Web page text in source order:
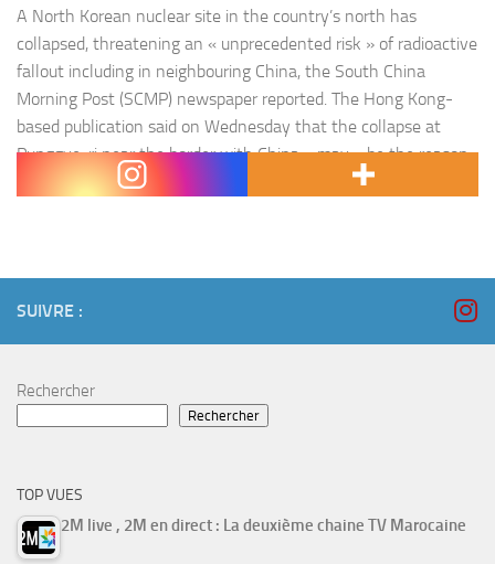
A North Korean nuclear site in the country’s north has
collapsed, threatening an « unprecedented risk » of radioactive
fallout including in neighbouring China, the South China
Morning Post (SCMP) newspaper reported. The Hong Kong-
based publication said on Wednesday that the collapse at
Punggye-ri near the border with China « may » be the reason
why North Korean leader Kim Jong-un declared…
SUIVRE :
Rechercher
Rechercher
TOP VUES
2M live , 2M en direct : La deuxième chaine TV Marocaine